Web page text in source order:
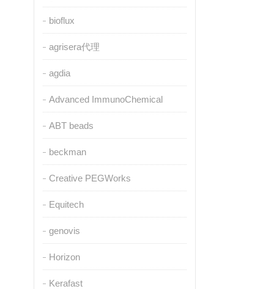
bioflux
agrisera代理
agdia
Advanced ImmunoChemical
ABT beads
beckman
Creative PEGWorks
Equitech
genovis
Horizon
Kerafast